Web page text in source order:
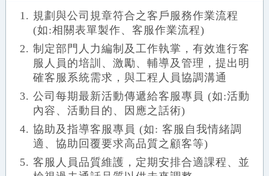
規劃與公司規章符合之客戶服務作業流程
(如:相關表單製作、客服作業流程)
制定部門人力編制及工作執掌，有效進行客
服人員的培訓、激勵、輔導及管理，提出明
確客服系統需求，與工程人員協調溝通
公司每期最新活動傳遞給客服專員 (如:活動
內容、活動目的、因應之話術)
協助及指導客服專員 (如: 客服自我情緒調
適、協助回覆要求高品質之顧客等)
客服人員品質維護，定期安排合適課程、並